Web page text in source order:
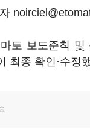
토 보도준칙 및
최종 확인·수정